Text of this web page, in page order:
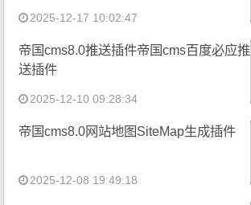
2025-12-17 10:02:47
帝国cms8.0推送插件帝国cms百度必应推
送插件
2025-12-10 09:28:34
帝国cms8.0网站地图SiteMap生成插件
2025-12-08 19:49:18